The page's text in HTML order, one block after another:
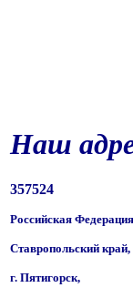
Наш
357524
Российская
Ставропольский край,
г. Пятигорск,